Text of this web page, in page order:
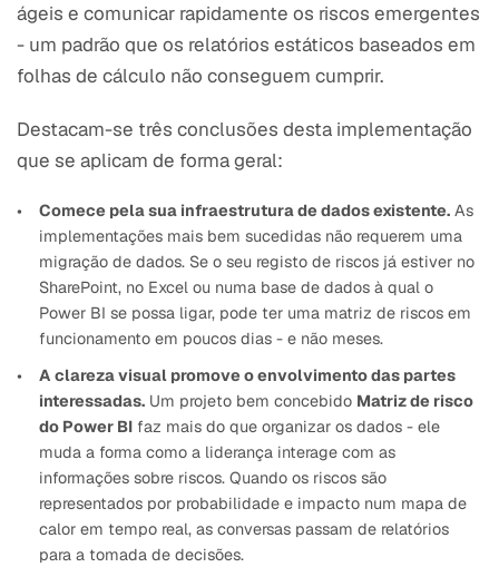
ágeis e comunicar rapidamente os riscos emergentes
- um padrão que os relatórios estáticos baseados em
folhas de cálculo não conseguem cumprir.
Destacam-se três conclusões desta implementação
que se aplicam de forma geral:
Comece pela sua infraestrutura de dados existente. As
implementações mais bem sucedidas não requerem uma
migração de dados. Se o seu registo de riscos já estiver no
SharePoint, no Excel ou numa base de dados à qual o
Power BI se possa ligar, pode ter uma matriz de riscos em
funcionamento em poucos dias - e não meses.
A clareza visual promove o envolvimento das partes
interessadas. Um projeto bem concebido Matriz de risco
do Power BI faz mais do que organizar os dados - ele
muda a forma como a liderança interage com as
informações sobre riscos. Quando os riscos são
representados por probabilidade e impacto num mapa de
calor em tempo real, as conversas passam de relatórios
para a tomada de decisões.